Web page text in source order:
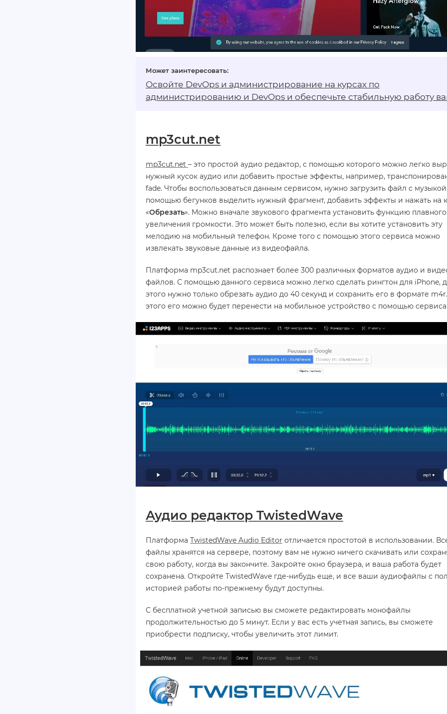
Освойте DevOps и администрирование на курсах по
администрированию и DevOps и обеспечьте стабильную работу
mp3cut.net
mp3cut.net – это простой аудио редактор, с помощью которого можно легко
нужный кусок аудио или добавить простые эффекты, например,
fade. Чтобы воспользоваться данным сервисом, нужно загрузить файл с
помощью бегунков выделить нужный фрагмент, добавить эффекты и нажать на
«Обрезать». Можно вначале звукового фрагмента установить функцию плавного
увеличения громкости. Это может быть полезно, если вы хотите установить эту
мелодию на мобильный телефон. Кроме того с помощью этого сервиса можно
извлекать звуковые данные из видеофайла.
Платформа mp3cut.net распознает более 300 различных форматов аудио и
файлов. С помощью данного сервиса можно легко сделать рингтон для iPhone,
этого нужно только обрезать аудио до 40 секунд и сохранить его в формате
этого его можно будет перенести на мобильное устройство с помощью сервиса
Аудио редактор TwistedWave
Платформа TwistedWave Audio Editor отличается простотой в использовании.
файлы хранятся на сервере, поэтому вам не нужно ничего скачивать или
свою работу, когда вы закончите. Закройте окно браузера, и ваша работа будет
сохранена. Откройте TwistedWave где-нибудь еще, и все ваши аудиофайлы с
историей работы по-прежнему будут доступны.
С бесплатной учетной записью вы сможете редактировать монофайлы
продолжительностью до 5 минут. Если у вас есть учетная запись, вы сможете
приобрести подписку, чтобы увеличить этот лимит.